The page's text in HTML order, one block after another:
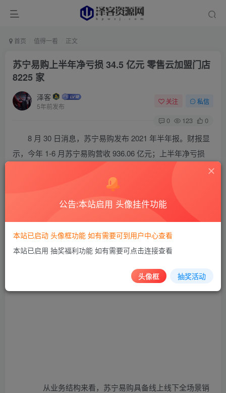
首页 值得一看 正文
苏宁易购上半年净亏损 34.5 亿元 零售云加盟门店
8225 家
泽客
5年前发布
关注 私信
0 123 0
8 月 30 日消息，苏宁易购发布 2021 年半年报。财报显
示，今年 1-6 月苏宁易购营收 936.06 亿元；上半年净亏损
从业务结构来看，苏宁易购具备线上线下全场景销
公告:本站启用 头像挂件功能
本站已启动 头像框功能 如有需要可到用户中心查看
本站已启用 抽奖福利功能 如有需要可点击连接查看
头像框 抽奖活动